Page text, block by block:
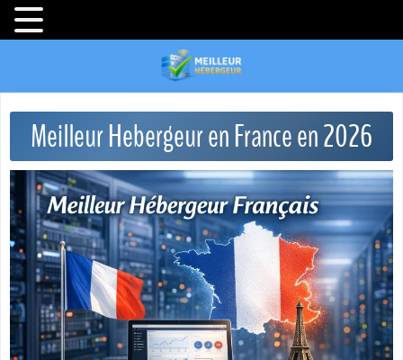
Meilleur Hebergeur en France en 2026